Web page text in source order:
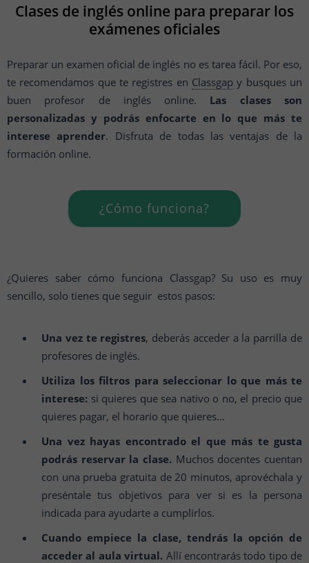
Clases de inglés online para preparar los
exámenes oficiales
Preparar un examen oficial de inglés no es tarea fácil. Por eso,
te recomendamos que te registres en Classgap y busques un
buen profesor de inglés online. Las clases son
personalizadas y podrás enfocarte en lo que más te
interese aprender. Disfruta de todas las ventajas de la
formación online.
¿Cómo funciona?
¿Quieres saber cómo funciona Classgap? Su uso es muy
sencillo, solo tienes que seguir estos pasos:
Una vez te registres, deberás acceder a la parrilla de
profesores de inglés.
Utiliza los filtros para seleccionar lo que más te
interese: si quieres que sea nativo o no, el precio que
quieres pagar, el horario que quieres…
Una vez hayas encontrado el que más te gusta
podrás reservar la clase. Muchos docentes cuentan
con una prueba gratuita de 20 minutos, aprovéchala y
preséntale tus objetivos para ver si es la persona
indicada para ayudarte a cumplirlos.
Cuando empiece la clase, tendrás la opción de
acceder al aula virtual. Allí encontrarás todo tipo de